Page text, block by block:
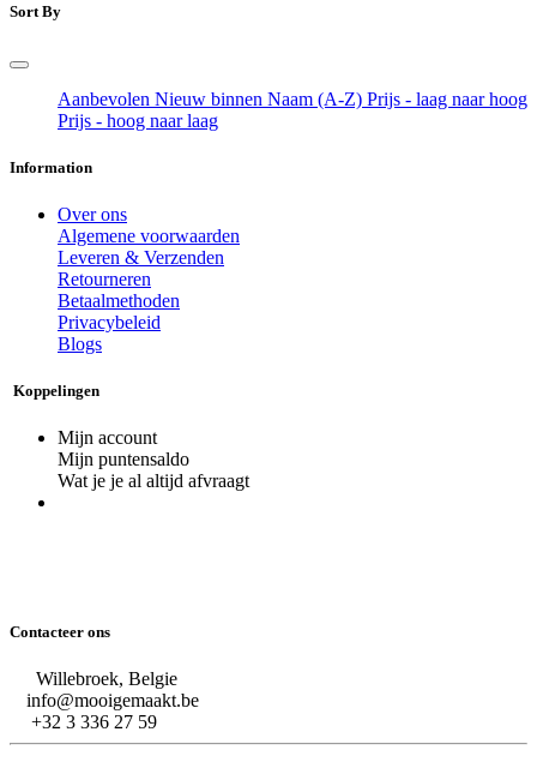
Sort By
Aanbevolen Nieuw binnen Naam (A-Z) Prijs - laag naar hoog
Prijs - hoog naar laag
Information
Over ons
Algemene voorwaarden
Leveren & Verzenden
Retourneren
Betaalmethoden
Privacybeleid
Blogs
Koppelingen
Mijn account
Mijn puntensaldo
Wat je je al altijd afvraagt
Contacteer ons
Willebroek, Belgie
info@mooigemaakt.be
+32 3 336 27 59